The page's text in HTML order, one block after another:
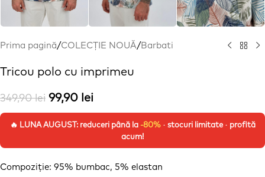
Prima pagină/COLECȚIE NOUĂ/Barbati
Tricou polo cu imprimeu
349,90lei 99,90 lei
🔥 LUNA AUGUST: reduceri până la -80%· stocuri limitate · profită
acum!
Compoziție: 95% bumbac, 5% elastan